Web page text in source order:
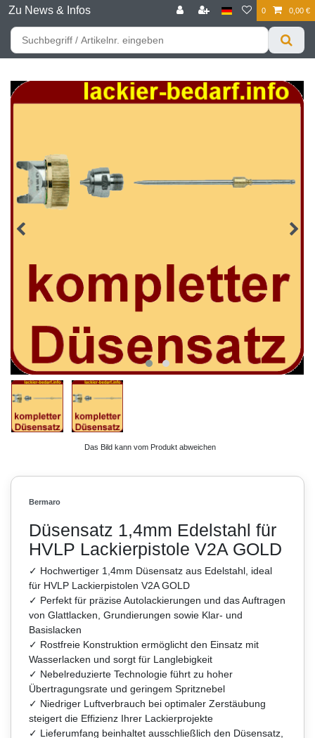
Zu News & Infos 0 0,00 €
Für bessere Preise HIER registrieren!
Das Bild kann vom Produkt abweichen
Bermaro
Düsensatz 1,4mm Edelstahl für
HVLP Lackierpistole V2A GOLD
✓ Hochwertiger 1,4mm Düsensatz aus Edelstahl, ideal
für HVLP Lackierpistolen V2A GOLD
✓ Perfekt für präzise Autolackierungen und das Auftragen
von Glattlacken, Grundierungen sowie Klar- und
Basislacken
✓ Rostfreie Konstruktion ermöglicht den Einsatz mit
Wasserlacken und sorgt für Langlebigkeit
✓ Nebelreduzierte Technologie führt zu hoher
Übertragungsrate und geringem Spritznebel
✓ Niedriger Luftverbrauch bei optimaler Zerstäubung
steigert die Effizienz Ihrer Lackierprojekte
✓ Lieferumfang beinhaltet ausschließlich den Düsensatz,